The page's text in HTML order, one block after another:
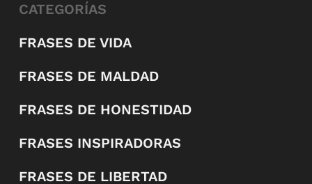
CATEGORÍAS
FRASES DE VIDA
FRASES DE MALDAD
FRASES DE HONESTIDAD
FRASES INSPIRADORAS
FRASES DE LIBERTAD